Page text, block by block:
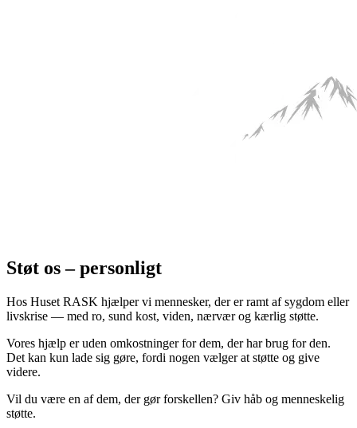
Støt os – personligt
Hos Huset RASK hjælper vi mennesker, der er ramt af sygdom eller
livskrise — med ro, sund kost, viden, nærvær og kærlig støtte.
Vores hjælp er uden omkostninger for dem, der har brug for den.
Det kan kun lade sig gøre, fordi nogen vælger at støtte og give
videre.
Vil du være en af dem, der gør forskellen? Giv håb og menneskelig
støtte.